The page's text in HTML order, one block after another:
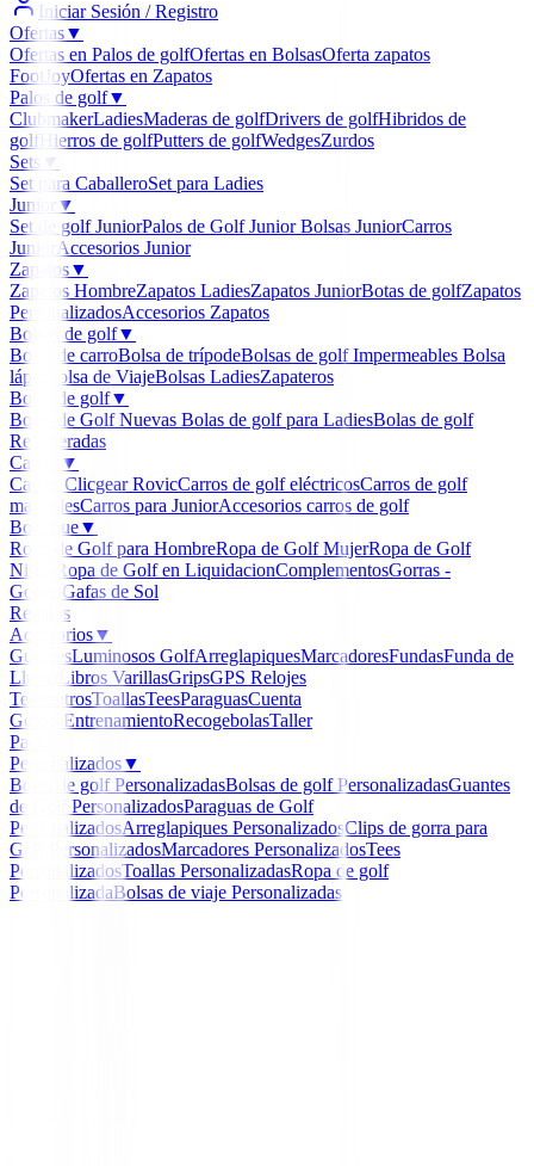
Iniciar Sesión / Registro
Ofertas▼
Ofertas en Palos de golfOfertas en BolsasOferta zapatos
FootJoyOfertas en Zapatos
Palos de golf▼
ClubmakerLadiesMaderas de golfDrivers de golfHibridos de
golf
Hierros de golfPutters de golfWedgesZurdos
Sets ▼
Set para CaballeroSet para Ladies
Junior▼
Set de golf JuniorPalos de Golf JuniorBolsas JuniorCarros
Junior
Accesorios Junior
Zapatos▼
Zapatos HombreZapatos LadiesZapatos JuniorBotas de golfZapatos
PersonalizadosAccesorios Zapatos
Bolsas de golf▼
Bolsa de carroBolsa de trípodeBolsas de golf Impermeables Bolsa
lápiz
Bolsa de ViajeBolsas LadiesZapateros
Bolas de golf▼
Bolas de Golf Nuevas Bolas de golf para LadiesBolas de golf
Recuperadas
Carros
▼
Carros Clicgear RovicCarros de golf eléctricosCarros de golf
manualesCarros para JuniorAccesorios carros de golf
Boutique▼
Ropa de Golf para HombreRopa de Golf MujerRopa de Golf
Niños
Ropa de Golf en LiquidacionComplementosGorras -
Gorros Gafas de Sol
Regalos
Accesorios▼
GuantesLuminosos GolfArreglapiquesMarcadoresFundasFunda de
Lluvia
Libros VarillasGripsGPS Relojes
TelemetrosToallasTeesParaguasCuenta
Golpes
EntrenamientoRecogebolasTaller
Packs
Personalizados▼
Bolas de golf PersonalizadasBolsas de golf PersonalizadasGuantes
de Golf PersonalizadosParaguas de Golf
PersonalizadosArreglapiques PersonalizadosClips de gorra para
Golf PersonalizadosMarcadores PersonalizadosTees
PersonalizadosToallas PersonalizadasRopa de golf
PersonalizadaBolsas de viaje Personalizadas